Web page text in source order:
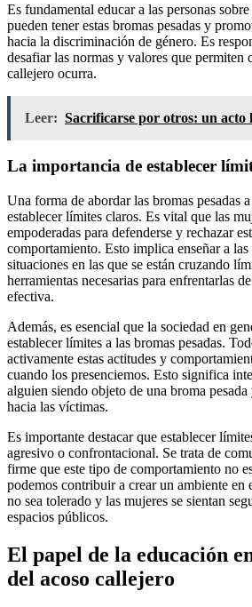
Es fundamental educar a las personas
pueden tener estas bromas pesadas y
hacia la discriminación de género. Es
desafiar las normas y valores que permiten
callejero ocurra.
Leer: Sacrificarse por otros: un acto
La importancia de establecer
Una forma de abordar las bromas pesadas
establecer límites claros. Es vital que las
empoderadas para defenderse y rechazar
comportamiento. Esto implica enseñar a
situaciones en las que se están cruzando
herramientas necesarias para enfrentarlas
efectiva.
Además, es esencial que la sociedad en
establecer límites a las bromas pesadas.
activamente estas actitudes y
cuando los presenciemos. Esto significa
alguien siendo objeto de una broma
hacia las víctimas.
Es importante destacar que establecer
agresivo o confrontacional. Se trata de
firme que este tipo de comportamiento no
podemos contribuir a crear un ambiente en
no sea tolerado y las mujeres se sientan
espacios públicos.
El papel de la educación
del acoso callejero